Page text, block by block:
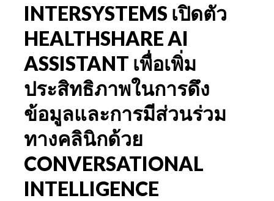
INTERSYSTEMS เปิดตัว
HEALTHSHARE AI
ASSISTANT เพื่อเพิ่ม
ประสิทธิภาพในการดึง
ข้อมูลและการมีส่วนร่วม
ทางคลินิกด้วย
CONVERSATIONAL
INTELLIGENCE